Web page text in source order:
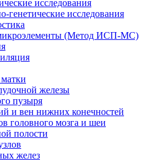
исследования
генетические исследования
(Метод ИСП-МС)
железы
пузыря
и вен нижних конечностей
головного мозга и шеи
полости
желез